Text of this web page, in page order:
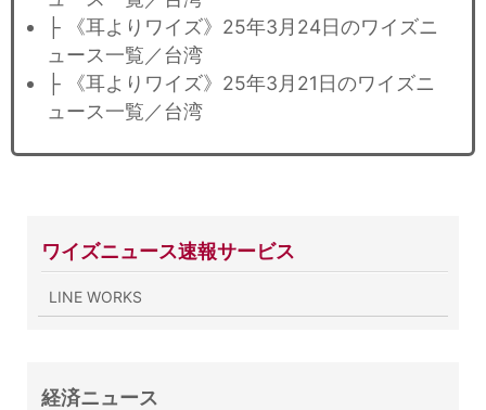
├ 《耳よりワイズ》25年3月24日のワイズニ
ュース一覧／台湾
├ 《耳よりワイズ》25年3月21日のワイズニ
ュース一覧／台湾
ワイズニュース速報サービス
LINE WORKS
経済ニュース